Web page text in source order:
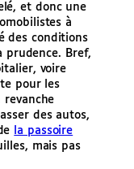
et donc une
à
des conditions
Bref,
voire
pour les
revanche
des autos,
la passoire
mais pas